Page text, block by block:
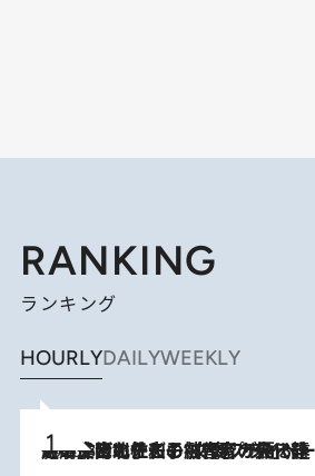
RANKING
ランキング
HOURLYDAILYWEEKLY
2026.8.3
《「文士の子ども被害者の会」発足！》阿川佐和子（72）が語る遠藤周作に北杜夫、劇作家・矢代静一の子どもたちの“文豪プライベート事件簿”